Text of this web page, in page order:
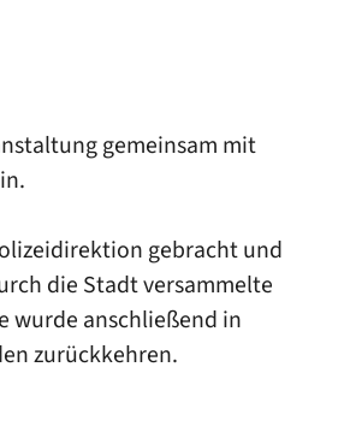
gemeinsam mit
gebracht und
die Stadt versammelte
wurde anschließend in
zurückkehren.